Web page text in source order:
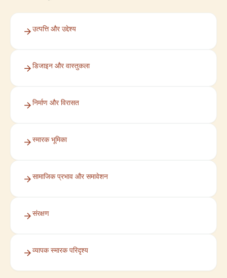
उत्पत्ति और उद्देश्य
डिजाइन और वास्तुकला
निर्माण और विरासत
स्मारक भूमिका
सामाजिक प्रभाव और समावेशन
संरक्षण
व्यापक स्मारक परिदृश्य